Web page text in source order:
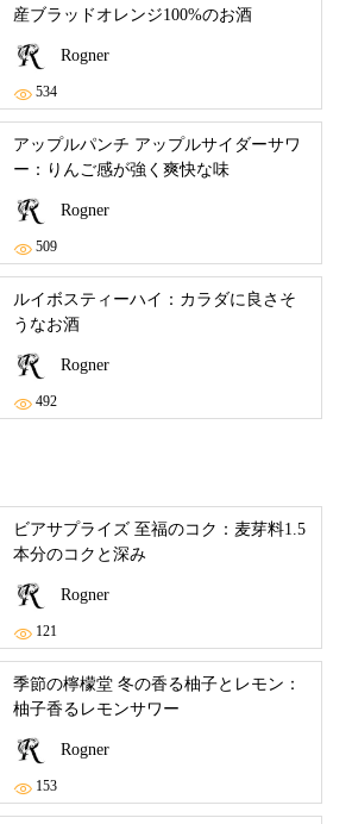
産ブラッドオレンジ100%のお酒
Rogner
534
アップルパンチ アップルサイダーサワ
ー：りんご感が強く爽快な味
Rogner
509
ルイボスティーハイ：カラダに良さそ
うなお酒
Rogner
492
ビアサプライズ 至福のコク：麦芽料1.5
本分のコクと深み
Rogner
121
季節の檸檬堂 冬の香る柚子とレモン：
柚子香るレモンサワー
Rogner
153